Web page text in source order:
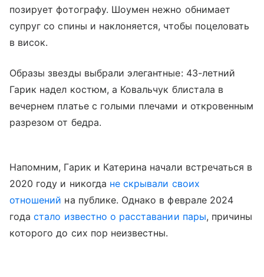
позирует фотографу. Шоумен нежно обнимает
супруг со спины и наклоняется, чтобы поцеловать
в висок.
Образы звезды выбрали элегантные: 43-летний
Гарик надел костюм, а Ковальчук блистала в
вечернем платье с голыми плечами и откровенным
разрезом от бедра.
Напомним, Гарик и Катерина начали встречаться в
2020 году и никогда не скрывали своих
отношений на публике. Однако в феврале 2024
годастало известно о расставании пары, причины
которого до сих пор неизвестны.